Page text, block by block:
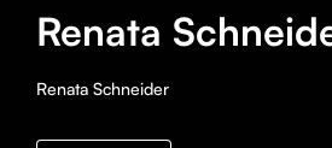
Renata
Renata Schneider